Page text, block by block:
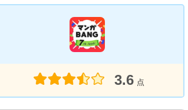
3.6 点